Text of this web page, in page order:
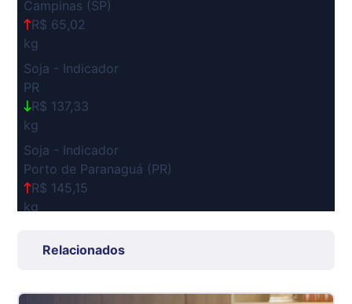
Campinas (SP)
R$ 65,02
kg
Soja - Indicador
PR
R$ 137,33
kg
Soja - Indicador
Porto de Paranaguá (PR)
R$ 145,15
kg
Grande São Paulo (SP)
kg
Relacionados